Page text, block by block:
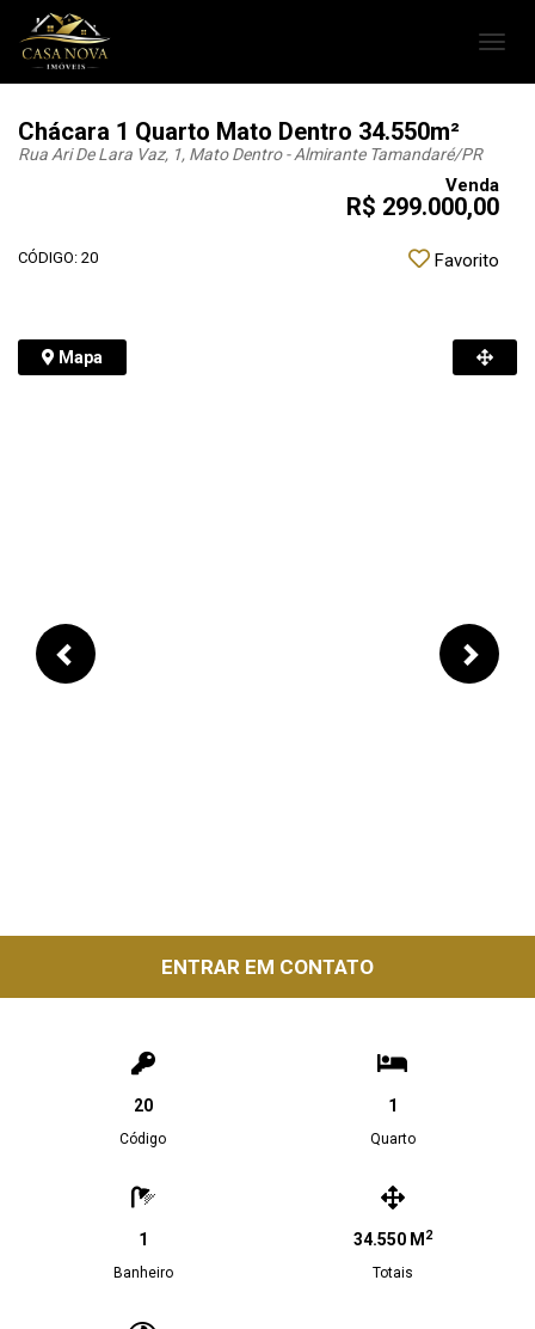
Chácara 1 Quarto Mato Dentro 34.550m²
Rua Ari De Lara Vaz, 1, Mato Dentro - Almirante Tamandaré/PR
Venda
R$ 299.000,00
CÓDIGO: 20 Favorito
Mapa
Previous Next
ENTRAR EM CONTATO
20
Código
1
Quarto
1
Banheiro
34.550 M 2
Totais